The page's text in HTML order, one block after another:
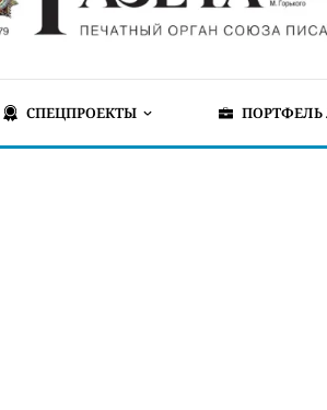
СПЕЦПРОЕКТЫ ПОРТФЕЛЬ